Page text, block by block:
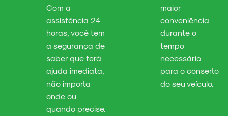
Com a
assistência 24
horas, você tem
a segurança de
saber que terá
ajuda imediata,
não importa
onde ou
quando precise.
maior
conveniência
durante o
tempo
necessário
para o conserto
do seu veículo.